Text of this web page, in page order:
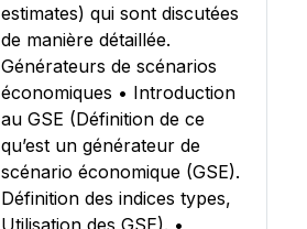
estimates) qui sont discutées
de manière détaillée.
Générateurs de scénarios
économiques • Introduction
au GSE (Définition de ce
qu’est un générateur de
scénario économique (GSE).
Définition des indices types,
Utilisation des GSE). •